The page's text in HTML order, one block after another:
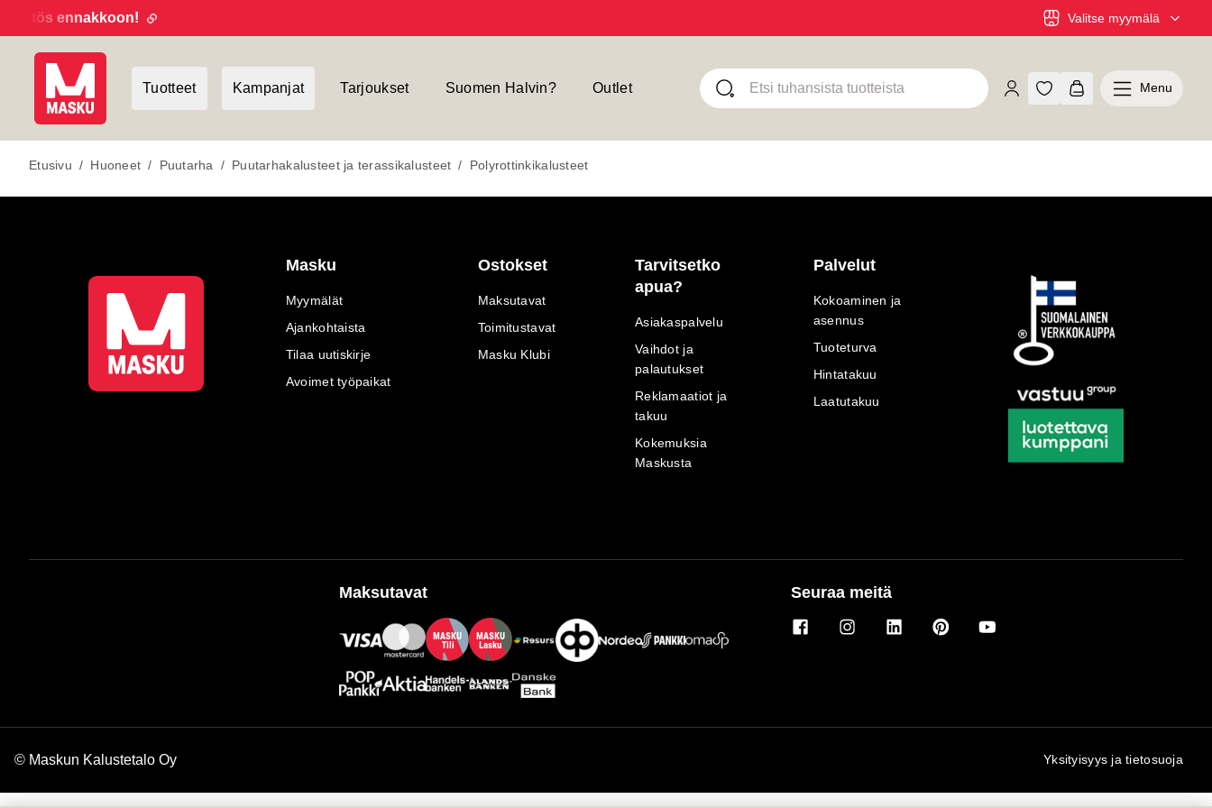
ennakkoon! Valitse myymälä
Tuotteet Kampanjat Tarjoukset Suomen Halvin? Outlet Menu
Etusivu / Huoneet / Puutarha / Puutarhakalusteet ja terassikalusteet / Polyrottinkikalusteet
Masku
Myymälät
Ajankohtaista
Tilaa uutiskirje
Avoimet työpaikat
Ostokset
Maksutavat
Toimitustavat
Masku Klubi
Tarvitsetko
apua?
Asiakaspalvelu
Vaihdot ja
palautukset
Reklamaatiot ja
takuu
Kokemuksia
Maskusta
Palvelut
Kokoaminen ja
asennus
Tuoteturva
Hintatakuu
Laatutakuu
Maksutavat
MASKU
Tili
MASKU
Lasku
Seuraa meitä
© Maskun Kalustetalo Oy Yksityisyys ja tietosuoja